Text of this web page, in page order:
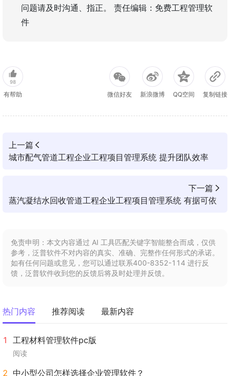
问题请及时沟通、指正。 责任编辑：免费工程管理软
件
98
有帮助 微信好友 新浪微博 QQ空间 复制链接
上一篇
城市配气管道工程企业工程项目管理系统 提升团队效率
下一篇
蒸汽凝结水回收管道工程企业工程项目管理系统 有据可依
免责申明：本文内容通过 AI 工具匹配关键字智能整合而成，仅供
参考，泛普软件不对内容的真实、准确、完整作任何形式的承诺。
如有任何问题或意见，您可以通过联系400-8352-114 进行反
馈，泛普软件收到您的反馈后将及时处理并反馈。
热门内容 推荐阅读 最新内容
工程材料管理软件pc版
阅读
中小型公司怎样选择企业管理软件？